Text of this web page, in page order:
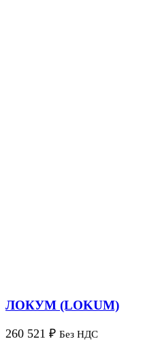
ЛОКУМ (LOKUM)
260 521 ₽ Без НДС